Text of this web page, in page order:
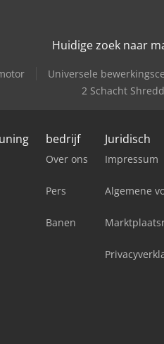
Huidige zoek naar
Universele
2 Schacht
bedrijf
Over ons
Pers
Banen
Juridisch
Impressum
Algemene